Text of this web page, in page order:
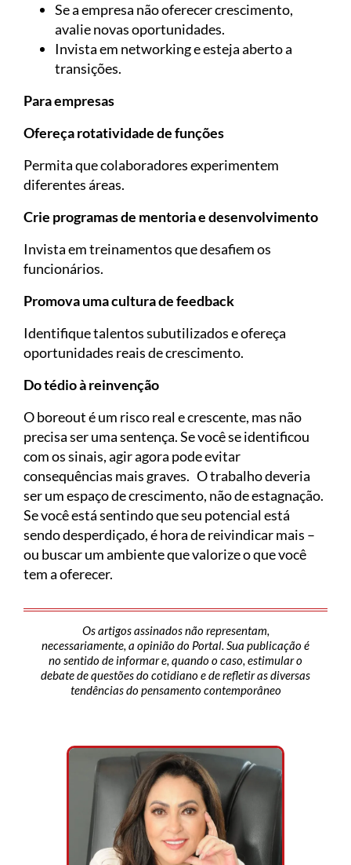
Se a empresa não oferecer crescimento,
avalie novas oportunidades.
Invista em networking e esteja aberto a
transições.
Para empresas
Ofereça rotatividade de funções
Permita que colaboradores experimentem
diferentes áreas.
Crie programas de mentoria e desenvolvimento
Invista em treinamentos que desafiem os
funcionários.
Promova uma cultura de feedback
Identifique talentos subutilizados e ofereça
oportunidades reais de crescimento.
Do tédio à reinvenção
O boreout é um risco real e crescente, mas não
precisa ser uma sentença. Se você se identificou
com os sinais, agir agora pode evitar
consequências mais graves. O trabalho deveria
ser um espaço de crescimento, não de estagnação.
Se você está sentindo que seu potencial está
sendo desperdiçado, é hora de reivindicar mais –
ou buscar um ambiente que valorize o que você
tem a oferecer.
Os artigos assinados não representam,
necessariamente, a opinião do Portal. Sua publicação é
no sentido de informar e, quando o caso, estimular o
debate de questões do cotidiano e de refletir as diversas
tendências do pensamento contemporâneo